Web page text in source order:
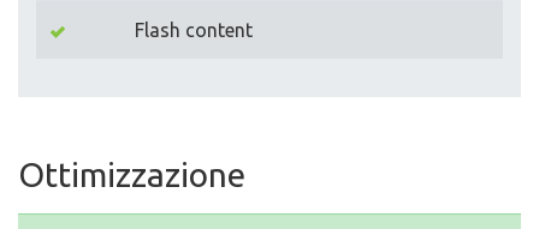
Flash content
Ottimizzazione